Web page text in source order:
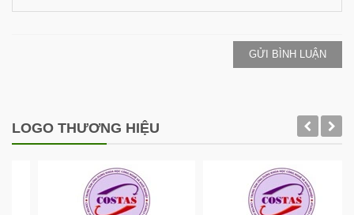
GỬI BÌNH LUẬN
LOGO THƯƠNG HIỆU